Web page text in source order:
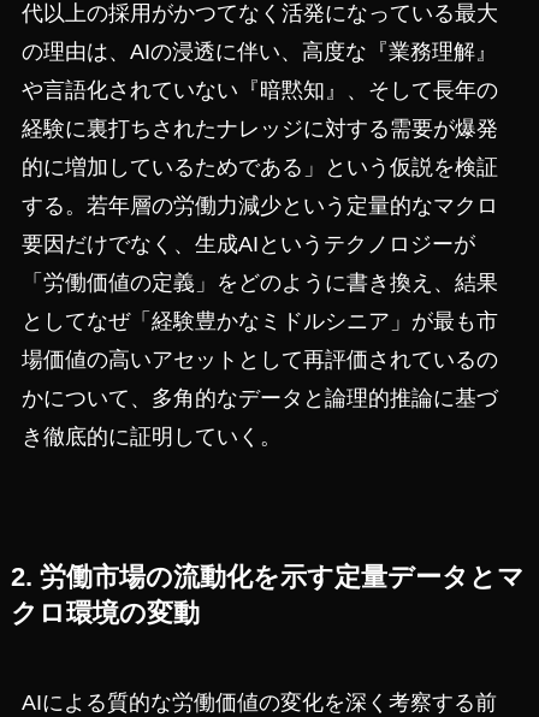
代以上の採用がかつてなく活発になっている最大
の理由は、AIの浸透に伴い、高度な『業務理解』
や言語化されていない『暗黙知』、そして長年の
経験に裏打ちされたナレッジに対する需要が爆発
的に増加しているためである」という仮説を検証
する。若年層の労働力減少という定量的なマクロ
要因だけでなく、生成AIというテクノロジーが
「労働価値の定義」をどのように書き換え、結果
としてなぜ「経験豊かなミドルシニア」が最も市
場価値の高いアセットとして再評価されているの
かについて、多角的なデータと論理的推論に基づ
き徹底的に証明していく。
2. 労働市場の流動化を示す定量データとマ
クロ環境の変動
AIによる質的な労働価値の変化を深く考察する前